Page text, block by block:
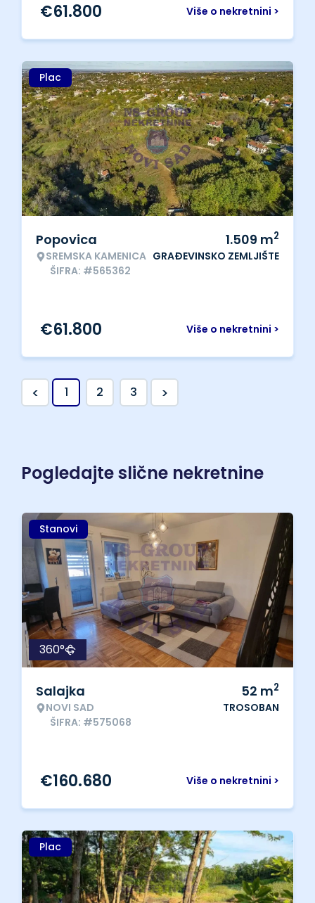
Više o nekretnini >
€61.800
Plac
Popovica
SREMSKA KAMENICA
ŠIFRA: #565362
1.509 m2
GRAĐEVINSKO ZEMLJIŠTE
Više o nekretnini >
€61.800
< 1 2 3 >
Pogledajte slične nekretnine
Stanovi
360°
Salajka
NOVI SAD
ŠIFRA: #575068
52 m2
TROSOBAN
Više o nekretnini >
€160.680
Plac